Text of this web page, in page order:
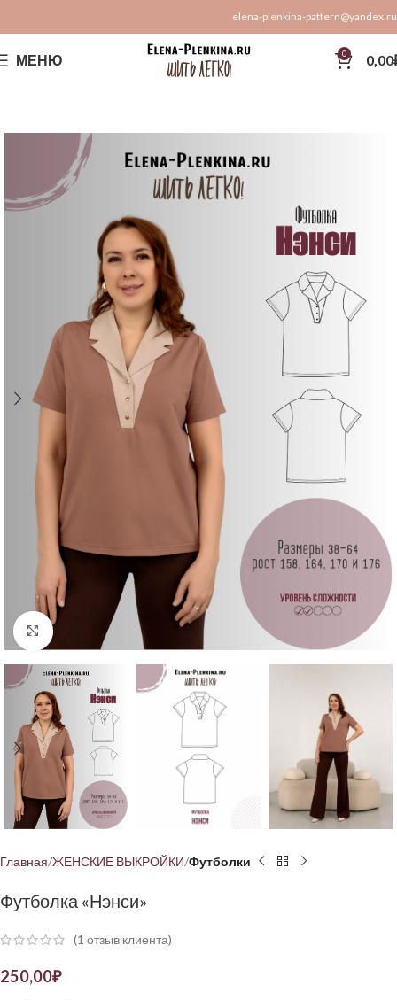
elena-plenkina-pattern@yandex.ru
МЕНЮ 0 0,00
Увеличить
Главная ЖЕНСКИЕ ВЫКРОЙКИ Футболки
Футболка «Нэнси»
(1 отзыв клиента)
250,00₽